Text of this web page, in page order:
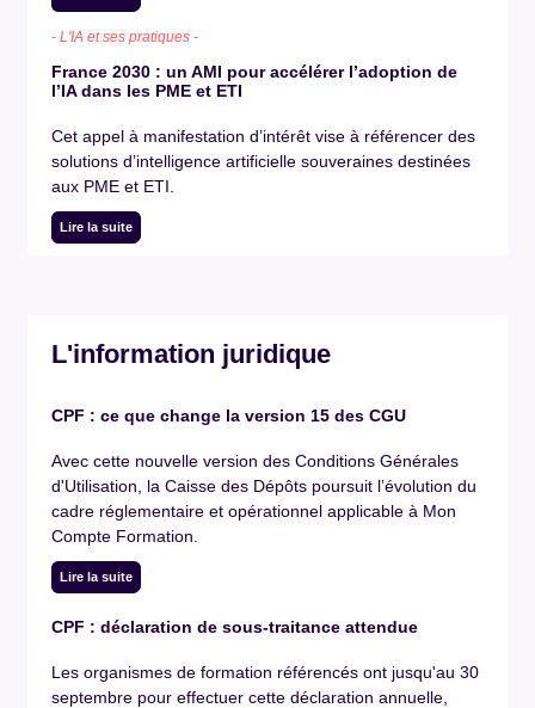
- L'IA et ses pratiques -
France 2030 : un AMI pour accélérer l’adoption de
l’IA dans les PME et ETI
Cet appel à manifestation d’intérêt vise à référencer des
solutions d’intelligence artificielle souveraines destinées
aux PME et ETI.
Lire la suite
L'information juridique
CPF : ce que change la version 15 des CGU
Avec cette nouvelle version des Conditions Générales
d'Utilisation, la Caisse des Dépôts poursuit l’évolution du
cadre réglementaire et opérationnel applicable à Mon
Compte Formation.
Lire la suite
CPF : déclaration de sous-traitance attendue
Les organismes de formation référencés ont jusqu'au 30
septembre pour effectuer cette déclaration annuelle,